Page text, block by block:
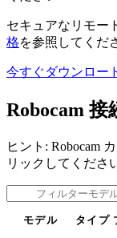
セキュアなリモー
格を参照してくだ
今すぐダウンロー
Robocam 接
ヒント: Robocam
リックしてくださ
モデル タイプ